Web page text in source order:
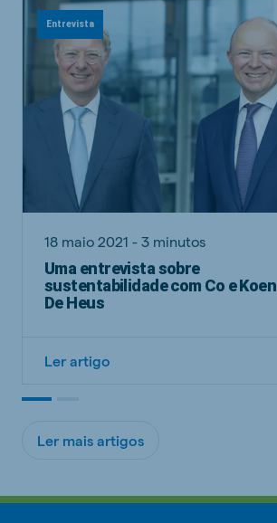
Entrevista
18 maio 2021 - 3 minutos
Uma entrevista sobre
sustentabilidade com Co e Koen
De Heus
Ler artigo
Ler mais artigos